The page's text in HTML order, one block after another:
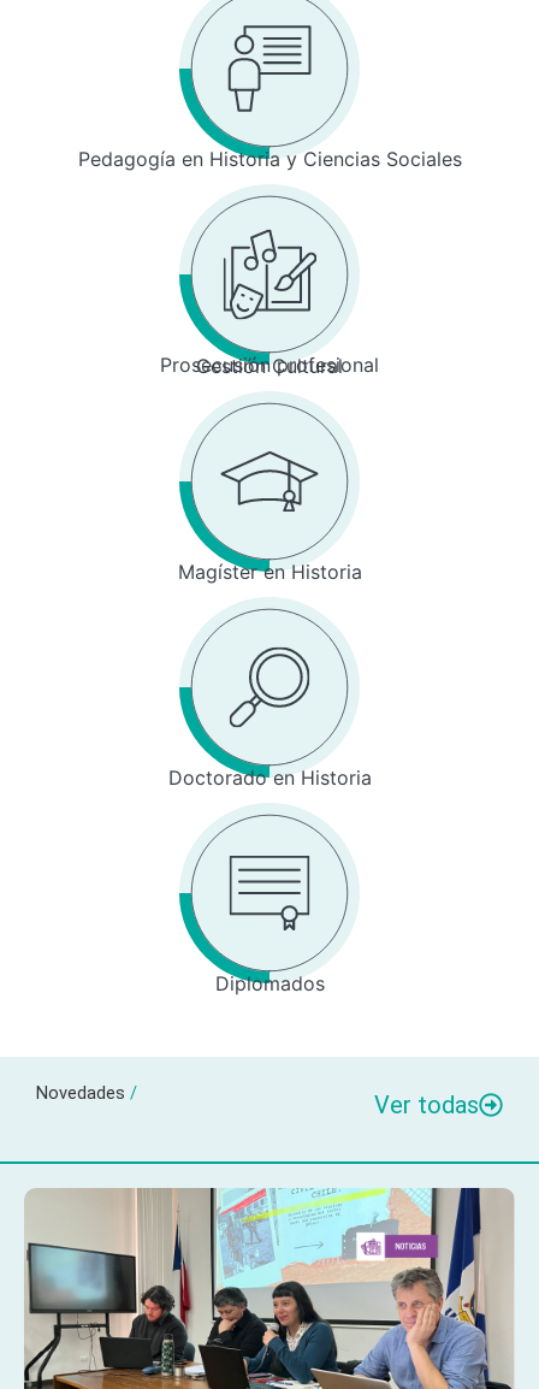
Pedagogía en Historia y Ciencias Sociales
Prosecusión profesional
Gestión Cultural
Magíster en Historia
Doctorado en Historia
Diplomados
Novedades / Ver todas